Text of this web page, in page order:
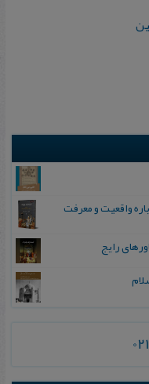
واقعیت و معرفت
رایج